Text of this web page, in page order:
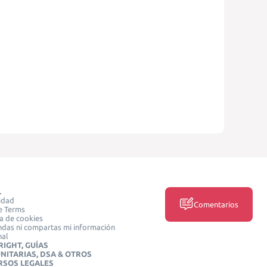
Terms
de cookies
ni compartas mi información
GUÍAS
DSA & OTROS
LEGALES
Comentarios